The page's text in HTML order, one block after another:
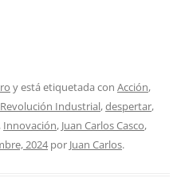
y está etiquetada con Acción,
Industrial,despertar,
, Innovación, Juan Carlos Casco,
2024por Juan Carlos.